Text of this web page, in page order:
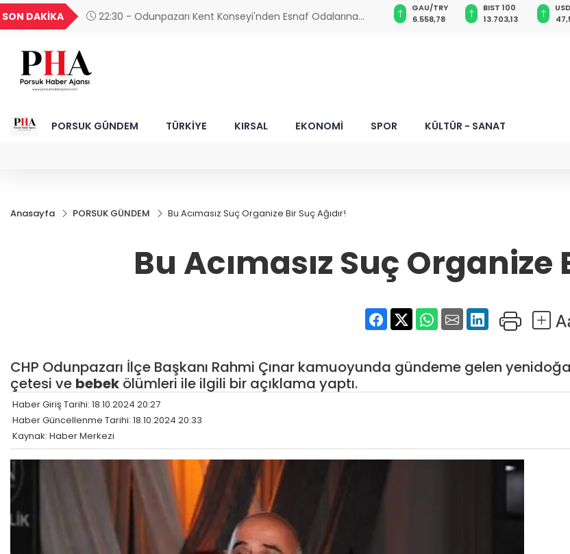
SON DAKİKA
22:25 - MHP'li Cengiz: "Yalnızca Ağaçlar Değil, Canlar da
1,1853
18,1946
16,2441
28,0626
0,0018
GAU/TRY
6.558,78
BIST 100
13.703,13
USD
47,5789
PORSUK GÜNDEM TÜRKİYE KIRSAL EKONOMİ SPOR KÜLTÜR - SANAT
Anasayfa PORSUK GÜNDEM Bu Acımasız Suç Organize Bir Suç Ağıdır!
Bu Acımasız Suç Organize
CHP Odunpazarı İlçe Başkanı Rahmi Çınar kamuoyunda gündeme gelen
çetesi ve bebek ölümleri ile ilgili bir açıklama yaptı.
Haber Giriş Tarihi: 18.10.2024 20:27
Haber Güncellenme Tarihi: 18.10.2024 20:33
Kaynak: Haber Merkezi